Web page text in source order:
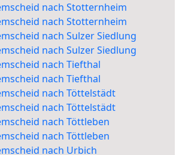
nach Stotternheim
nach Stotternheim
nach Sulzer Siedlung
nach Sulzer Siedlung
nach Tiefthal
nach Tiefthal
nach Töttelstädt
nach Töttelstädt
nach Töttleben
nach Töttleben
nach Urbich